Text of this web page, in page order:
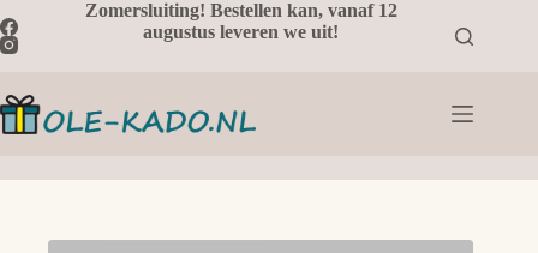
naar
de
Zomersluiting! Bestellen kan, vanaf 12
augustus leveren we uit!